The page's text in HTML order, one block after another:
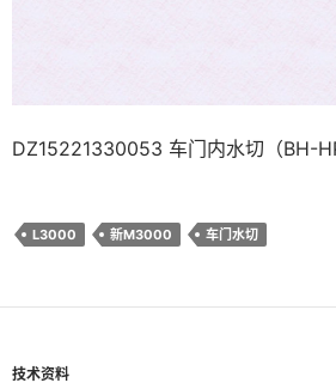
DZ15221330053 车门内水切（BH-
L3000 新M3000 车门水切
技术资料